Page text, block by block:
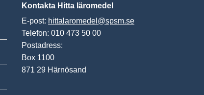
Kontakta Hitta läromedel
E-post: hittalaromedel@spsm.se
Telefon: 010 473 50 00
Postadress:
Box 1100
871 29 Härnösand